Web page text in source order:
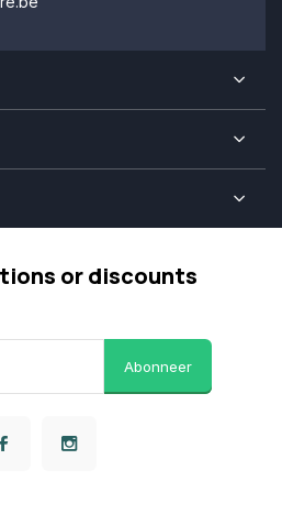
or discounts
Abonneer